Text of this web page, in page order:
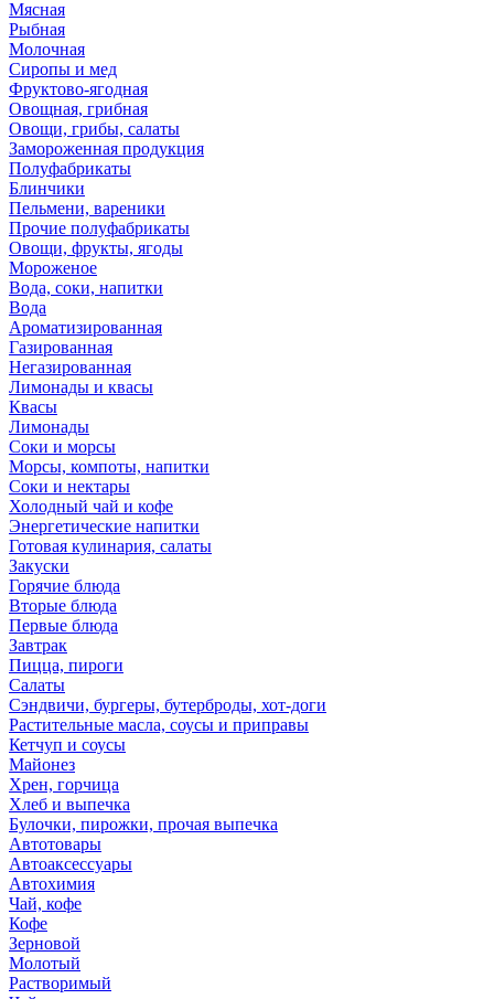
Мясная
Рыбная
Молочная
Сиропы и мед
Фруктово-ягодная
Овощная, грибная
Овощи, грибы, салаты
Замороженная продукция
Полуфабрикаты
Блинчики
Пельмени, вареники
Прочие полуфабрикаты
Овощи, фрукты, ягоды
Мороженое
Вода, соки, напитки
Вода
Ароматизированная
Газированная
Негазированная
Лимонады и квасы
Квасы
Лимонады
Соки и морсы
Морсы, компоты, напитки
Соки и нектары
Холодный чай и кофе
Энергетические напитки
Готовая кулинария, салаты
Закуски
Горячие блюда
Вторые блюда
Первые блюда
Завтрак
Пицца, пироги
Салаты
Сэндвичи, бургеры, бутерброды, хот-доги
Растительные масла, соусы и приправы
Кетчуп и соусы
Майонез
Хрен, горчица
Хлеб и выпечка
Булочки, пирожки, прочая выпечка
Автотовары
Автоаксессуары
Автохимия
Чай, кофе
Кофе
Зерновой
Молотый
Растворимый